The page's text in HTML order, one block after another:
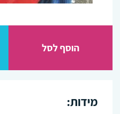
הוסף לסל
מידות: